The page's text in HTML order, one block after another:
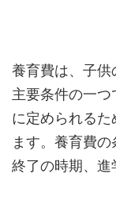
養育費は、子供
主要条件の一
に定められるた
ます。養育費の
終了の時期、進